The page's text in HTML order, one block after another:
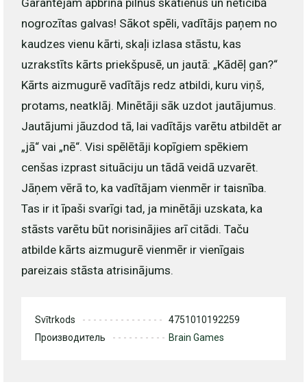
nogrozītas galvas! Sākot spēli, vadītājs paņem no
kaudzes vienu kārti, skaļi izlasa stāstu, kas
uzrakstīts kārts priekšpusē, un jautā: „Kādēļ gan?“
Kārts aizmugurē vadītājs redz atbildi, kuru viņš,
protams, neatklāj. Minētāji sāk uzdot jautājumus.
Jautājumi jāuzdod tā, lai vadītājs varētu atbildēt ar
„jā“ vai „nē“. Visi spēlētāji kopīgiem spēkiem
cenšas izprast situāciju un tādā veidā uzvarēt.
Jāņem vērā to, ka vadītājam vienmēr ir taisnība.
Tas ir it īpaši svarīgi tad, ja minētāji uzskata, ka
stāsts varētu būt norisinājies arī citādi. Taču
atbilde kārts aizmugurē vienmēr ir vienīgais
pareizais stāsta atrisinājums.
Svītrkods
4751010192259
Производитель
Brain Games